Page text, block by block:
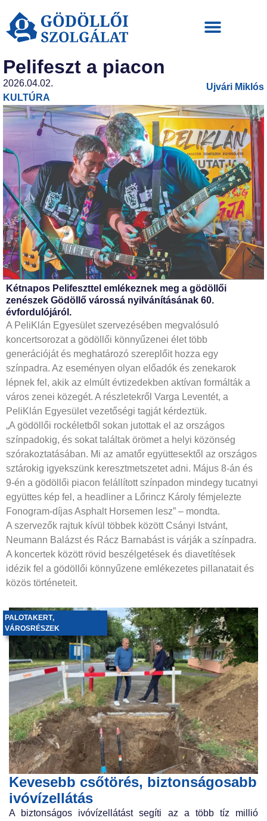
Pelifeszt a piacon
2026.04.02.
KULTÚRA
Ujvári Miklós
Kétnapos Pelifeszttel emlékeznek meg a gödöllői
zenészek Gödöllő várossá nyilvánításának 60.
évfordulójáról.
A PeliKlán Egyesület szervezésében megvalósuló
koncertsorozat a gödöllői könnyűzenei élet több
generációját és meghatározó szereplőit hozza egy
színpadra. Az eseményen olyan előadók és zenekarok
lépnek fel, akik az elmúlt évtizedekben aktívan formálták a
város zenei közegét. A részletekről Varga Leventét, a
PeliKlán Egyesület vezetőségi tagját kérdeztük.
„A gödöllői rockéletből sokan jutottak el az országos
színpadokig, és sokat találtak örömet a helyi közönség
szórakoztatásában. Mi az amatőr együttesektől az országos
sztárokig igyekszünk keresztmetszetet adni. Május 8-án és
9-én a gödöllői piacon felállított színpadon mindegy tucatnyi
együttes kép fel, a headliner a Lőrincz Károly fémjelezte
Fonogram-díjas Asphalt Horsemen lesz” – mondta.
A szervezők rajtuk kívül többek között Csányi Istvánt,
Neumann Balázst és Rácz Barnabást is várják a színpadra.
A koncertek között rövid beszélgetések és diavetítések
idézik fel a gödöllői könnyűzene emlékezetes pillanatait és
közös történeteit.
Kevesebb csőtörés, biztonságosabb
ivóvízellátás
PALOTAKERT,
VÁROSRÉSZEK
A biztonságos ivóvízellátást segíti az a több tíz millió